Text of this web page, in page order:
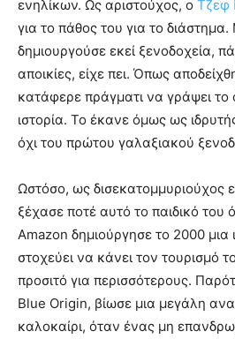
ενηλίκων. Ως αριστούχος, ο Τζεφ
για το πάθος του για το
δημιουργούσε εκεί ξενοδοχεία,
αποικίες, είχε πει. Όπως
κατάφερε πράγματι να γράψει το
ιστορία. Το έκανε όμως ως
όχι του πρώτου γαλαξιακού
Ωστόσο, ως δισεκατομμυριούχος
ξέχασε ποτέ αυτό το παιδικό του
Amazon δημιούργησε το 2000 μια
στοχεύει να κάνει τον τουρισμό
προσιτό για περισσότερους.
Blue Origin, βίωσε μια μεγάλη
καλοκαίρι, όταν ένας μη